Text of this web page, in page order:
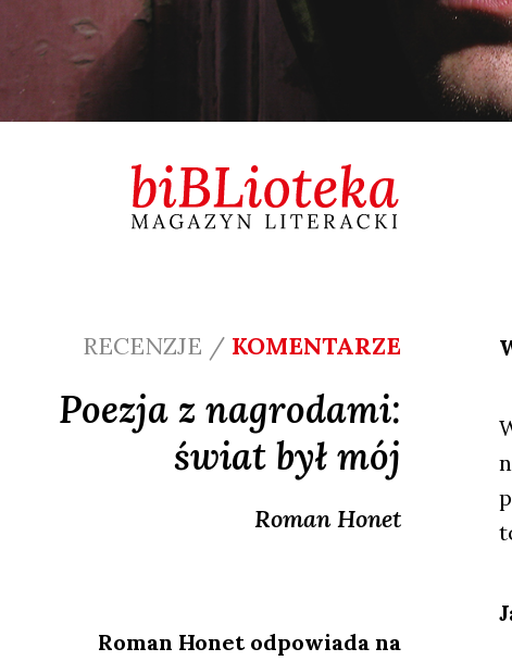
RECENZJE / KOMENTARZE
Poezja z nagrodami:
świat był mój
Roman Honet
Roman Honet odpowiada na